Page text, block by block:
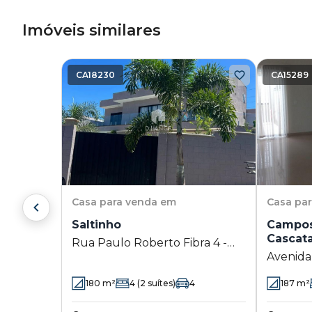
Imóveis similares
CA18230
Casa para venda em
Saltinho
Rua Paulo Roberto Fibra 4 -
180 m² 4 (2 suítes) 4
CA15289
Casa
187 m²